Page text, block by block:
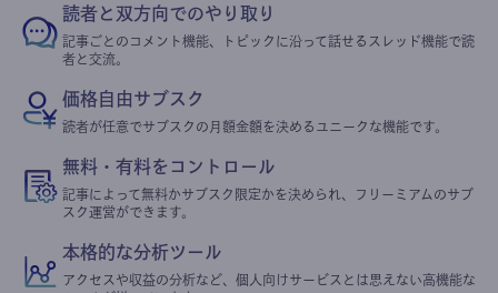
読者と双方向でのやり取り
記事ごとのコメント機能、トピックに沿って話せるスレッド機能で読
者と交流。
価格自由サブスク
読者が任意でサブスクの月額金額を決めるユニークな機能です。
無料・有料をコントロール
記事によって無料かサブスク限定かを決められ、フリーミアムのサブ
スク運営ができます。
本格的な分析ツール
アクセスや収益の分析など、個人向けサービスとは思えない高機能な